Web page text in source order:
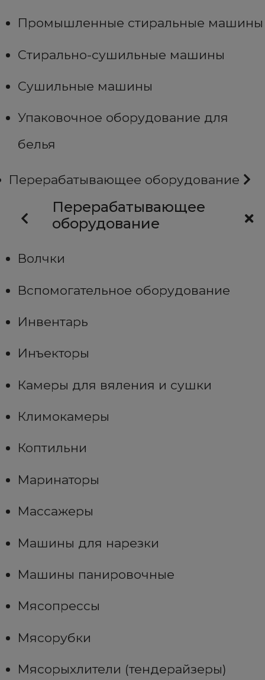
Промышленные стиральные машины
Стирально-сушильные машины
Сушильные машины
Упаковочное оборудование для
белья
Перерабатывающее оборудование
Перерабатывающее
оборудование
Волчки
Вспомогательное оборудование
Инвентарь
Инъекторы
Камеры для вяления и сушки
Климокамеры
Коптильни
Маринаторы
Массажеры
Машины для нарезки
Машины панировочные
Мясопрессы
Мясорубки
Мясорыхлители (тендерайзеры)